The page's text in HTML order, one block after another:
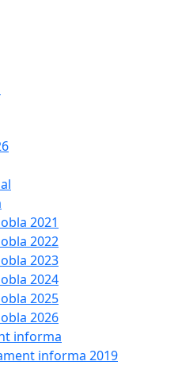
2021
2022
2023
2024
2025
2026
informa
informa 2019